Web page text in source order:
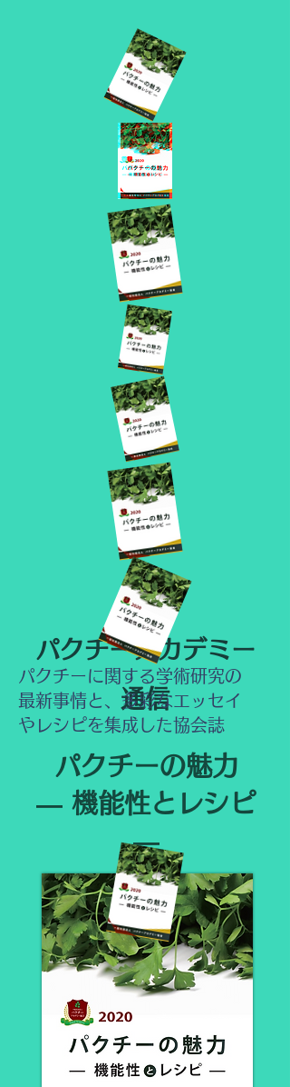
​パクチーアカデミー
通信
パクチーに関する学術研究の
最新事情と、多彩なエッセイ
やレシピを集成した協会誌
パクチーの魅力​
― 機能性とレシピ
―